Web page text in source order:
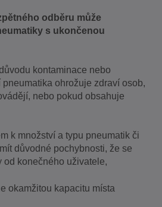
odběru může
s ukončenou
kontaminace nebo
ohrožuje zdraví osob,
nebo pokud obsahuje
množství a typu pneumatik či
důvodné pochybnosti, že se
od konečného uživatele,
kapacitu místa